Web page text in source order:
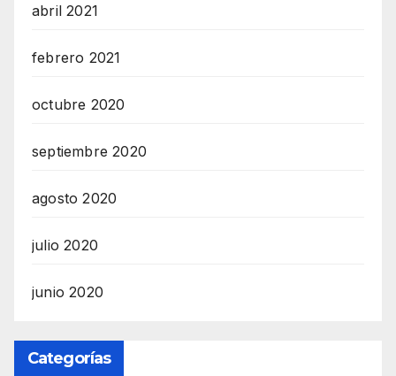
abril 2021
febrero 2021
octubre 2020
septiembre 2020
agosto 2020
julio 2020
junio 2020
Categorías